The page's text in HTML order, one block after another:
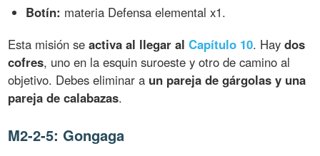
Botín: materia Defensa elemental x1.
Esta misión seactiva al llegar alCapítulo 10. Haydos
cofres, uno en la esquin suroeste y otro de camino al
objetivo. Debes eliminar a un pareja de gárgolas y una
pareja de calabazas.
M2-2-5: Gongaga